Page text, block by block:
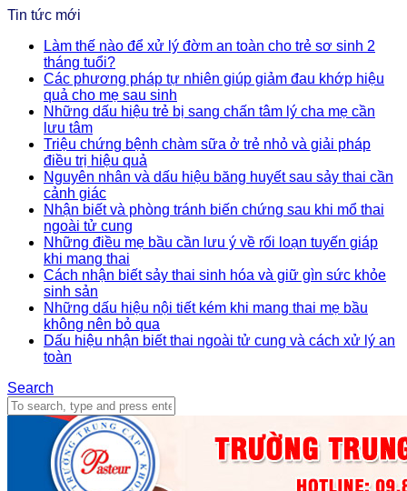
Tin tức mới
Làm thế nào để xử lý đờm an toàn cho trẻ sơ sinh 2
tháng tuổi?
Các phương pháp tự nhiên giúp giảm đau khớp hiệu
quả cho mẹ sau sinh
Những dấu hiệu trẻ bị sang chấn tâm lý cha mẹ cần
lưu tâm
Triệu chứng bệnh chàm sữa ở trẻ nhỏ và giải pháp
điều trị hiệu quả
Nguyên nhân và dấu hiệu băng huyết sau sảy thai cần
cảnh giác
Nhận biết và phòng tránh biến chứng sau khi mổ thai
ngoài tử cung
Những điều mẹ bầu cần lưu ý về rối loạn tuyến giáp
khi mang thai
Cách nhận biết sảy thai sinh hóa và giữ gìn sức khỏe
sinh sản
Những dấu hiệu nội tiết kém khi mang thai mẹ bầu
không nên bỏ qua
Dấu hiệu nhận biết thai ngoài tử cung và cách xử lý an
toàn
Search